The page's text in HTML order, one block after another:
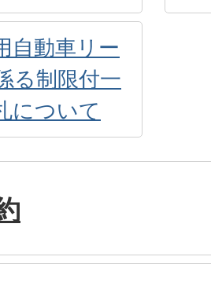
自動車リー
る制限付一
について